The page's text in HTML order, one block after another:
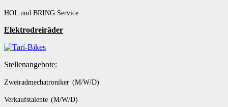
HOL und BRING Service
Elektrodreiräder
Stellenangebote:
Zweiradmechatroniker (M/W/D)
Verkaufstalente (M/W/D)